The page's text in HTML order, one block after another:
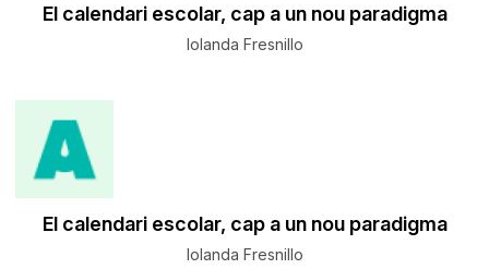
El calendari escolar, cap a un nou paradigma
Iolanda Fresnillo
El calendari escolar, cap a un nou paradigma
Iolanda Fresnillo